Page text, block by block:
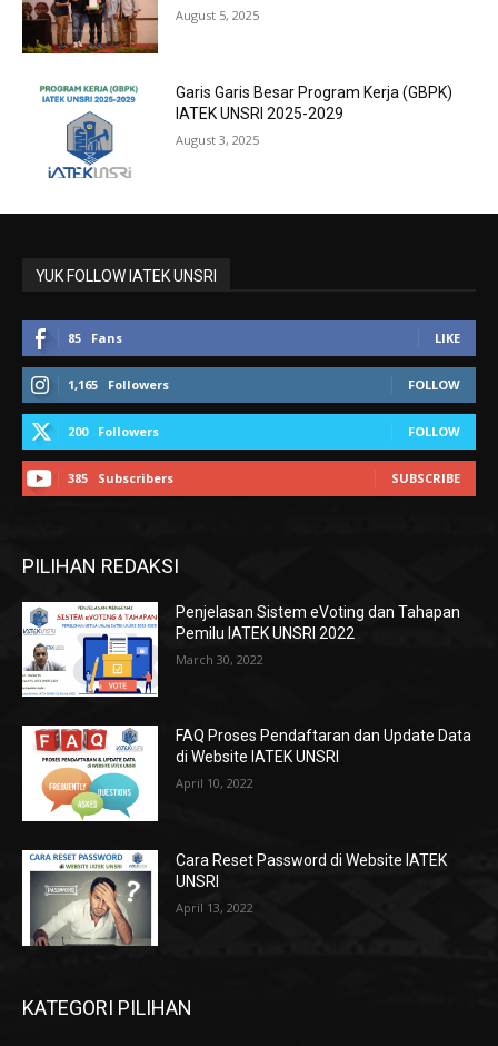
August 5, 2025
Garis Garis Besar Program Kerja (GBPK)
IATEK UNSRI 2025-2029
August 3, 2025
YUK FOLLOW IATEK UNSRI
85 Fans LIKE
1,165 Followers FOLLOW
200 Followers FOLLOW
385 Subscribers SUBSCRIBE
PILIHAN REDAKSI
Penjelasan Sistem eVoting dan Tahapan
Pemilu IATEK UNSRI 2022
March 30, 2022
FAQ Proses Pendaftaran dan Update Data
di Website IATEK UNSRI
April 10, 2022
Cara Reset Password di Website IATEK
UNSRI
April 13, 2022
KATEGORI PILIHAN